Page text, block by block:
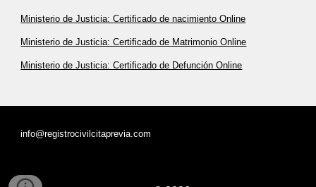
Ministerio de Justicia: Certificado de nacimiento Online
Ministerio de Justicia: Certificado de Matrimonio Online
Ministerio de Justicia: Certificado de Defunción Online
info@registrocivilcitaprevia.com